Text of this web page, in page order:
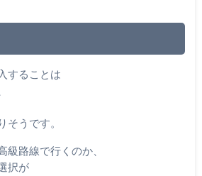
することは
そうです。
級路線で行くのか、
択が